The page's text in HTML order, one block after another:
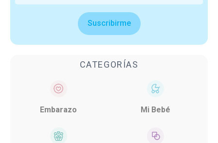
Suscribirme
CATEGORÍAS
Embarazo Mi Bebé